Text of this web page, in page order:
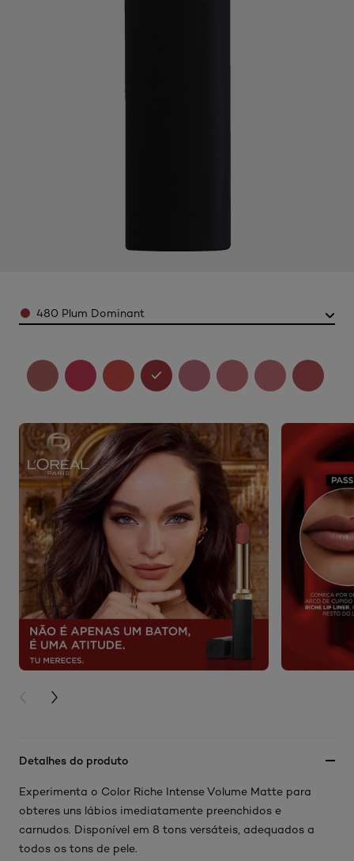
Color480 Plum Dominant​
PREVIOUS CARD
NEXT CARD
Detalhes do produto
Experimenta o Color Riche Intense Volume Matte para
obteres uns lábios imediatamente preenchidos e
carnudos. Disponível em 8 tons versáteis, adequados a
todos os tons de pele.